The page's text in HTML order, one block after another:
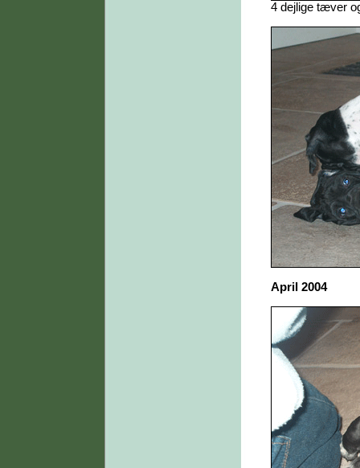
4 dejlige tæver
April 2004